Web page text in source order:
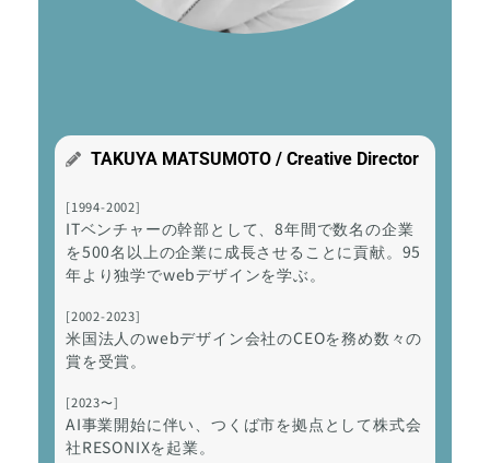
TAKUYA MATSUMOTO / Creative Director
[1994-2002]
ITベンチャーの幹部として、8年間で数名の企業
を500名以上の企業に成長させることに貢献。95
年より独学でwebデザインを学ぶ。
[2002-2023]
米国法人のwebデザイン会社のCEOを務め数々の
賞を受賞。
[2023〜]
AI事業開始に伴い、つくば市を拠点として株式会
社RESONIXを起業。